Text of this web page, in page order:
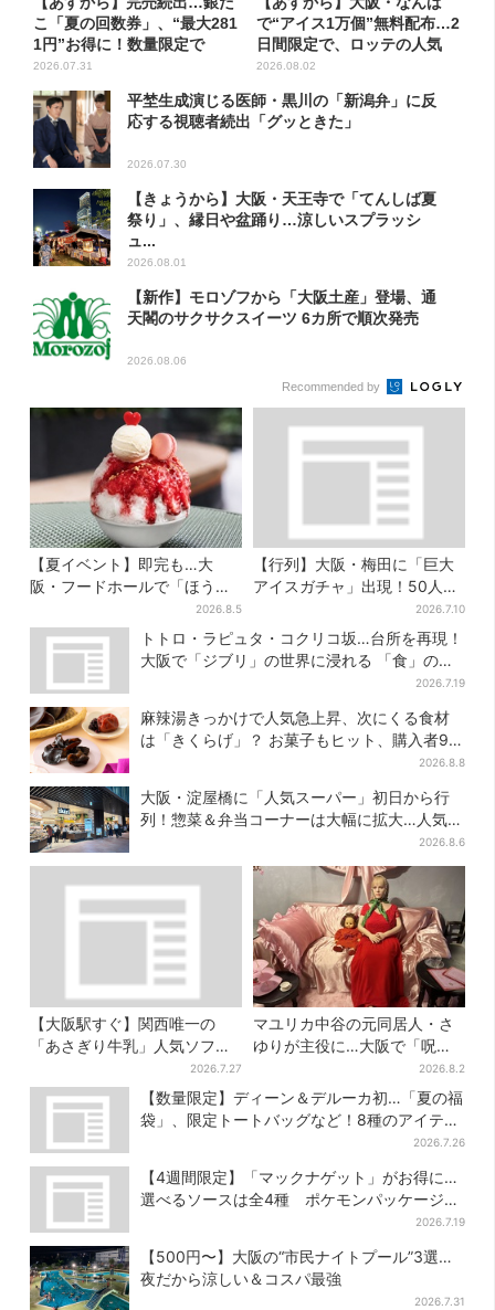
こ「夏の回数券」、“最大281
1円”お得に！数量限定で
2026.07.31
で“アイス1万個”無料配布…2
日間限定で、ロッテの人気
商...
2026.08.02
平埜生成演じる医師・黒川の「新潟弁」に反
応する視聴者続出「グッときた」
2026.07.30
【きょうから】大阪・天王寺で「てんしば夏
祭り」、縁日や盆踊り…涼しいスプラッシ
ュ...
2026.08.01
【新作】モロゾフから「大阪土産」登場、通
天閣のサクサクスイーツ 6カ所で順次発売
2026.08.06
Recommended by
【夏イベント】即完も…大
阪・フードホールで「ほうせ
き箱」の“限定かき氷”が復
活！一夜限りの盆踊りも
2026.8.5
【行列】大阪・梅田に「巨大
アイスガチャ」出現！50人以
上が列…初日は即終了、残る
開催日は？
2026.7.10
トトロ・ラピュタ・コクリコ坂…台所を再現！
大阪で「ジブリ」の世界に浸れる 「食」の展
2026.7.19
麻辣湯きっかけで人気急上昇、次にくる食材
は「きくらげ」？ お菓子もヒット、購入者9割
2026.8.8
大阪・淀屋橋に「人気スーパー」初日から行
列！惣菜＆弁当コーナーは大幅に拡大…人気商
2026.8.6
【大阪駅すぐ】関西唯一の
「あさぎり牛乳」人気ソフト
クリームが進化…ここだけの
新メニューも仲間入り
2026.7.27
マユリカ中谷の元同居人・さ
ゆりが主役に…大阪で「呪物
展」開催、コンセプトは“呪物
たちのお茶会”
2026.8.2
【数量限定】ディーン＆デルーカ初…「夏の福
袋」、限定トートバッグなど！8種のアイテム
2026.7.26
【4週間限定】「マックナゲット」がお得に…
選べるソースは全4種 ポケモンパッケージは
2026.7.19
【500円〜】大阪の“市民ナイトプール”3選…
夜だから涼しい＆コスパ最強
2026.7.31